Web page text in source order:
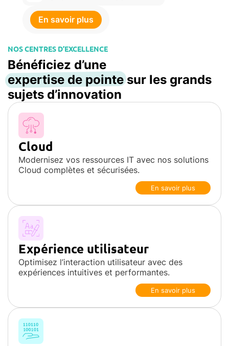
En savoir plus
NOS CENTRES D’EXCELLENCE
Bénéficiez d’une
expertise de pointesur les grands
sujets d’innovation
Cloud
Modernisez vos ressources IT avec nos solutions
Cloud complètes et sécurisées.
En savoir plus
Expérience utilisateur
Optimisez l’interaction utilisateur avec des
expériences intuitives et performantes.
En savoir plus